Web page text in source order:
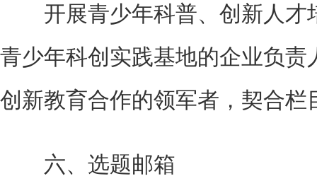
开展青少年科普、创新人才
青少年科创实践基地的企业负责
创新教育合作的领军者，契合栏
六、选题邮箱